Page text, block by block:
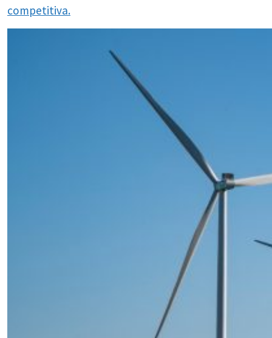
competitiva.